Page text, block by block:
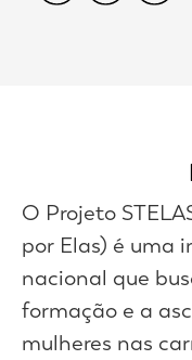
O Projeto
por Elas) é uma
nacional que
formação e a
mulheres nas